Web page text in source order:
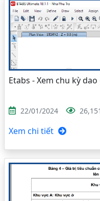
Etabs - Xem chu kỳ
22/01/2024 26,151
Xem chi tiết